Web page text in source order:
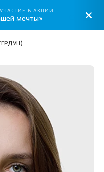
В АКЦИИ
мечты»